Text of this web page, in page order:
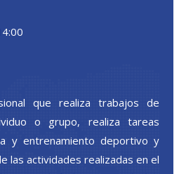
que realiza trabajos de
o grupo, realiza tareas
y entrenamiento deportivo y
las actividades realizadas en el